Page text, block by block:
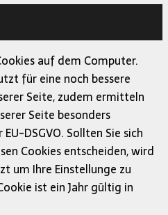
auf dem Computer.
für eine noch bessere
Seite, zudem ermitteln
Seite besonders
DSGVO. Sollten Sie sich
Cookies entscheiden, wird
um Ihre Einstellunge zu
ist ein Jahr gültig in